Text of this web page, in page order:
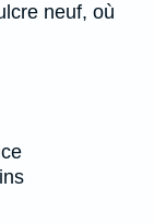
neuf, où